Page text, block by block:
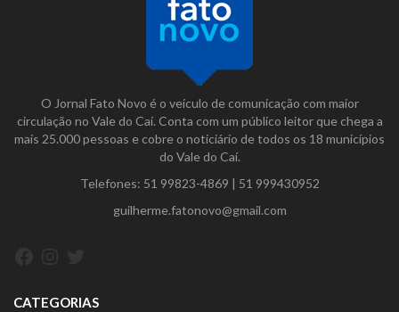
O Jornal Fato Novo é o veículo de comunicação com maior
circulação no Vale do Caí. Conta com um público leitor que chega a
mais 25.000 pessoas e cobre o noticiário de todos os 18 municípios
do Vale do Caí.
Telefones: 51 99823-4869 | 51 999430952
guilherme.fatonovo@gmail.com
CATEGORIAS